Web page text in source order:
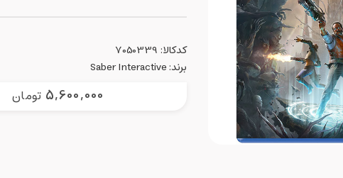
کدکالا:
برند: Saber Interactive
5,600,000 تومان